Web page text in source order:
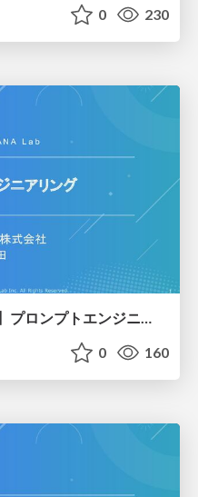
0 230
【虎の穴ラボ Tech Talk #2】プロンプトエンジニアリング
0 160